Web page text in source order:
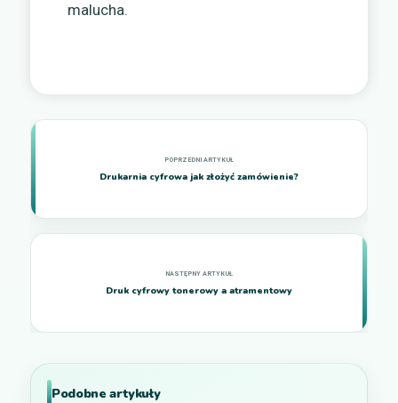
malucha.
Drukarnia cyfrowa jak złożyć zamówienie?
Druk cyfrowy tonerowy a atramentowy
Podobne artykuły